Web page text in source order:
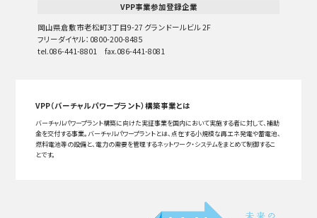
VPP事業参加登録企業
岡山県倉敷市老松町3丁目9-27 グランドールビル 2F
フリーダイヤル：0800-200-8485
tel.086-441-8801 fax.086-441-8081
VPP（バーチャルパワープラント）構築事業とは
バーチャルパワープラント構築に向けた実証事業を国内において実施する者に対して、補助
金を交付する事業。バーチャルパワープラントとは、点在する小規模な再エネ発電や蓄電池、
燃料電池等の設備と、電力の需要を管理するネットワーク・システムをまとめて制御するこ
とです。